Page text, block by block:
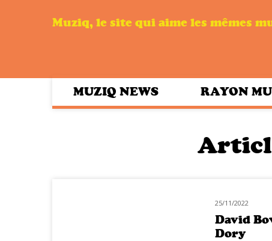
Muziq, le site qui aime les mêmes
MUZIQ NEWS RAYON
25/11/2022
David
Dory